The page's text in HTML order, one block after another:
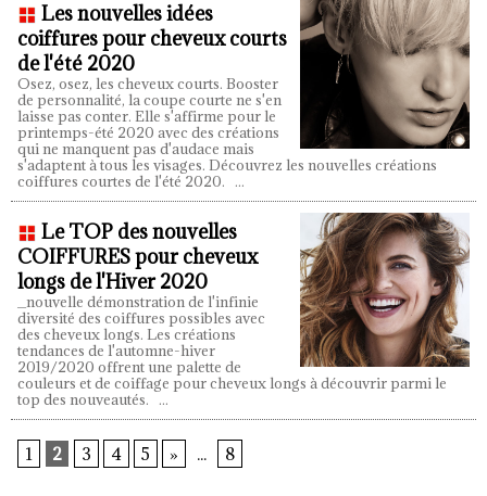
Les nouvelles idées
coiffures pour cheveux courts
de l'été 2020
Osez, osez, les cheveux courts. Booster
de personnalité, la coupe courte ne s'en
laisse pas conter. Elle s'affirme pour le
printemps-été 2020 avec des créations
qui ne manquent pas d'audace mais
s'adaptent à tous les visages. Découvrez les nouvelles créations
coiffures courtes de l'été 2020. ...
Le TOP des nouvelles
COIFFURES pour cheveux
longs de l'Hiver 2020
_nouvelle démonstration de l'infinie
diversité des coiffures possibles avec
des cheveux longs. Les créations
tendances de l'automne-hiver
2019/2020 offrent une palette de
couleurs et de coiffage pour cheveux longs à découvrir parmi le
top des nouveautés. ...
1 2 3 4 5 » ... 8